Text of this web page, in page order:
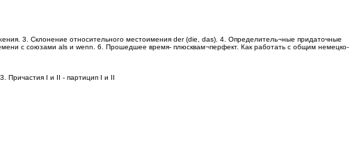
3. Склонение относительного местоимения der (die, das). 4. Определитель¬ные придаточные
с союзами als и wenn. 6. Прошедшее время- плюсквам¬перфект. Как работать с общим немецко-
Причастия I и II - партицип I и II